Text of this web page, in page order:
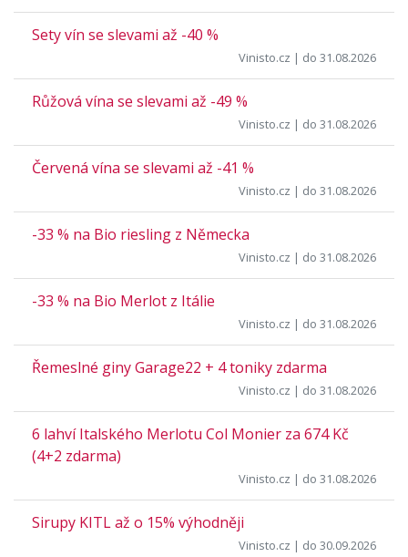
Sety vín se slevami až -40 %
Vinisto.cz | do 31.08.2026
Růžová vína se slevami až -49 %
Vinisto.cz | do 31.08.2026
Červená vína se slevami až -41 %
Vinisto.cz | do 31.08.2026
-33 % na Bio riesling z Německa
Vinisto.cz | do 31.08.2026
-33 % na Bio Merlot z Itálie
Vinisto.cz | do 31.08.2026
Řemeslné giny Garage22 + 4 toniky zdarma
Vinisto.cz | do 31.08.2026
6 lahví Italského Merlotu Col Monier za 674 Kč
(4+2 zdarma)
Vinisto.cz | do 31.08.2026
Sirupy KITL až o 15% výhodněji
Vinisto.cz | do 30.09.2026